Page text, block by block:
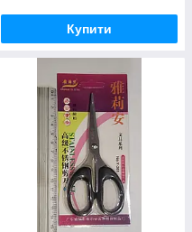
Купити